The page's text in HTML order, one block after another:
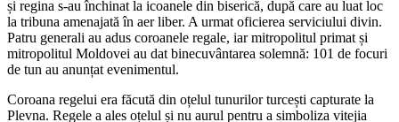
și regina s-au închinat la icoanele din biserică, după care au luat loc
la tribuna amenajată în aer liber. A urmat oficierea serviciului divin.
Patru generali au adus coroanele regale, iar mitropolitul primat și
mitropolitul Moldovei au dat binecuvântarea solemnă: 101 de focuri
de tun au anunțat evenimentul.
Coroana regelui era făcută din oțelul tunurilor turcești capturate la
Plevna. Regele a ales oțelul și nu aurul pentru a simboliza vitejia